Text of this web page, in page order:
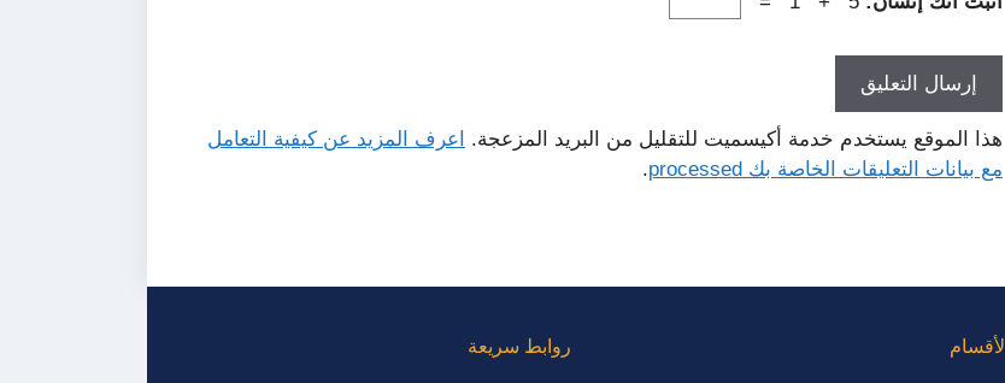
هذا الموقع يستخدم خدمة أكيسميت للتقليل من البريد المزعجة.
اعرف المزيد عن كيفية التعامل
مع بيانات التعليقات الخاصة بك processed
.
الأقسام روابط سريعة